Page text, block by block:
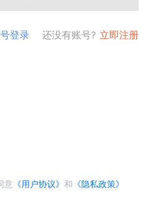
登录 还没有账号? 立即注册
意 《用户协议》和 《隐私政策》